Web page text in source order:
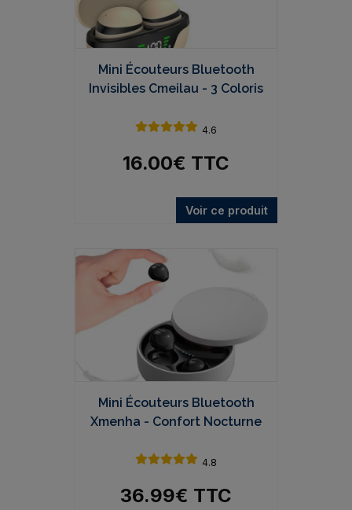
Mini Écouteurs Bluetooth
Invisibles Cmeilau - 3 Coloris
4.6
16.00€ TTC
Voir ce produit
Mini Écouteurs Bluetooth
Xmenha - Confort Nocturne
4.8
36.99€ TTC